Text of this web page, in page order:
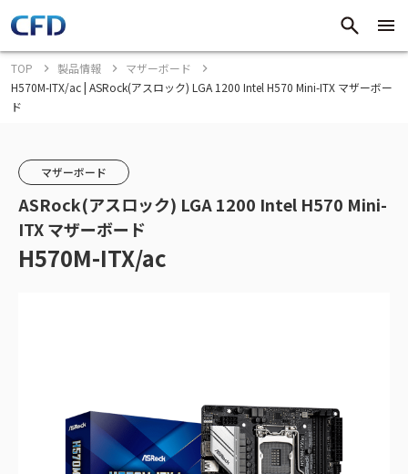
TOP 製品情報
マザーボード
H570M-ITX/ac | ASRock(アスロック) LGA 1200 Intel H570 Mini-ITX マザーボー
ド
マザーボード
ASRock(アスロック) LGA 1200 Intel H570 Mini-
ITX マザーボード
H570M-ITX/ac